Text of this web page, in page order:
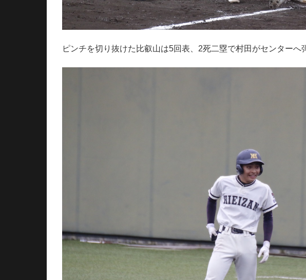
ピンチを切り抜けた比叡山は5回表、2死二塁で村田がセンターへ